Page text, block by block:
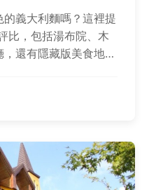
義大利麵嗎？這裡提
比，包括湯布院、木
還有隱藏版美食地